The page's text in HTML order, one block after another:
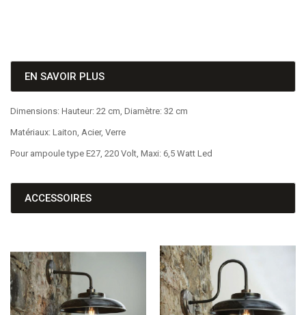
EN SAVOIR PLUS
Dimensions: Hauteur: 22 cm, Diamètre: 32 cm
Matériaux: Laiton, Acier, Verre
Pour ampoule type E27, 220 Volt, Maxi: 6,5 Watt Led
ACCESSOIRES